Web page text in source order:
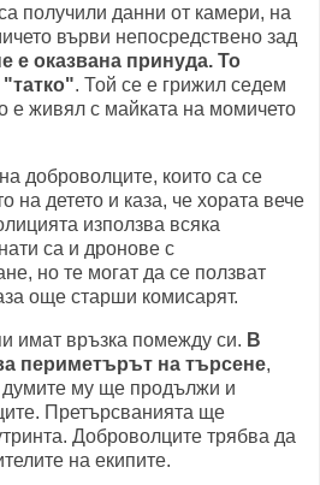
получили данни от камери, на
върви непосредствено зад
е оказвана принуда. То
. Той се е грижил седем
е живял с майката на момичето
доброволците, които са се
на детето и каза, че хората вече
използва всяка
са и дронове с
но те могат да се ползват
още старши комисарят.
имат връзка помежду си. В
периметърът на търсене,
му ще продължи и
Претърсванията ще
Доброволците трябва да
на екипите.